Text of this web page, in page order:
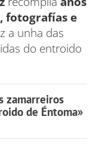
fotografías e
a unha das
do entroido
zamarreiros
de Éntoma»